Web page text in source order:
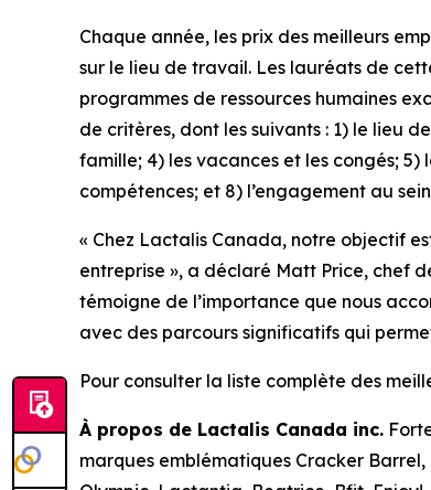
Chaque année, les prix des meilleurs
sur le lieu de travail. Les lauréats de
programmes de ressources humaines
de critères, dont les suivants : 1) le lieu
famille; 4) les vacances et les congés;
compétences; et 8) l’engagement au
« Chez Lactalis Canada, notre objectif
entreprise », a déclaré Matt Price, chef
témoigne de l’importance que nous
avec des parcours significatifs qui
Pour consulter la liste complète des
À propos de Lactalis Canada inc.
marques emblématiques Cracker Barrel,